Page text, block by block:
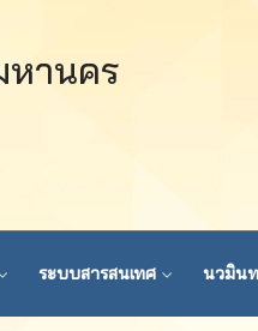
หานคร
ระบบสารสนเทศ นวมิน